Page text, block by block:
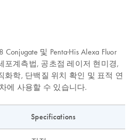
Conjugate 및 Penta·His Alexa Fluor
포계측법, 공초점 레이저 현미경,
화학, 단백질 위치 확인 및 표적 연
에 사용할 수 있습니다.
Specifications